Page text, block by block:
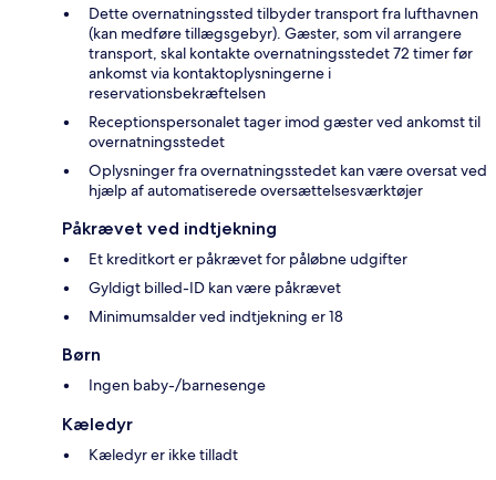
Dette overnatningssted tilbyder transport fra lufthavnen
(kan medføre tillægsgebyr). Gæster, som vil arrangere
transport, skal kontakte overnatningsstedet 72 timer før
ankomst via kontaktoplysningerne i
reservationsbekræftelsen
Receptionspersonalet tager imod gæster ved ankomst til
overnatningsstedet
Oplysninger fra overnatningsstedet kan være oversat ved
hjælp af automatiserede oversættelsesværktøjer
Påkrævet ved indtjekning
Et kreditkort er påkrævet for påløbne udgifter
Gyldigt billed-ID kan være påkrævet
Minimumsalder ved indtjekning er 18
Børn
Ingen baby-/barnesenge
Kæledyr
Kæledyr er ikke tilladt